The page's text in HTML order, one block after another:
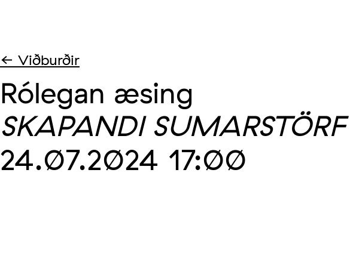
← Viðburðir
Rólegan æsing
SKAPANDI SUMARSTÖRF
24.07.2024 17:00